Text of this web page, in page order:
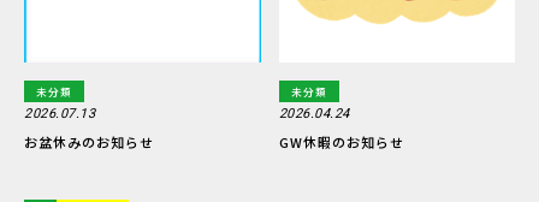
未分類
2026.07.13
お盆休みのお知らせ
未分類
2026.04.24
GW休暇のお知らせ